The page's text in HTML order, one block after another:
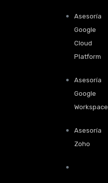
Asesoría
Google
Cloud
Platform
Asesoría
Google
Workspace
Asesoría
Zoho